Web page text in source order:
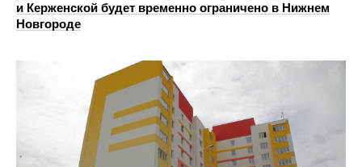
и Керженской будет временно ограничено в Нижнем
Новгороде